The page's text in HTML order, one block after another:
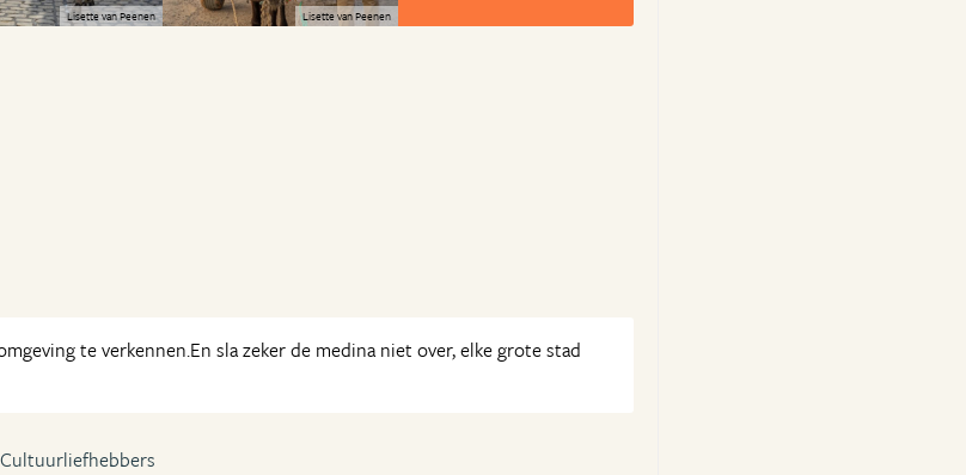
Lisette van Peenen Lisette van Peenen
te verkennen.En sla zeker de medina niet over, elke grote stad
Cultuurliefhebbers